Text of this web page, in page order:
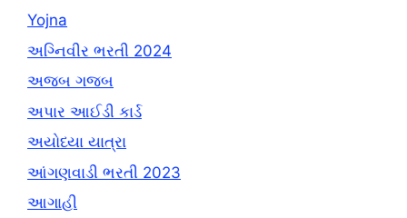
Yojna
અગ્નિવીર ભરતી 2024
અજબ ગજબ
અપાર આઈડી કાર્ડ
અયોધ્યા યાત્રા
આંગણવાડી ભરતી 2023
આગાહી